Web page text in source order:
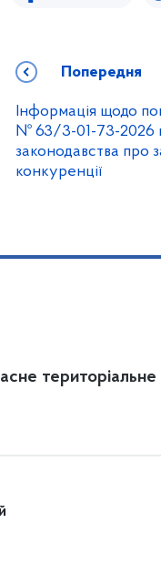
Попередня
Інформація щодо
№ 63/3-01-73-2026
законодавства про
конкуренції
територіальне